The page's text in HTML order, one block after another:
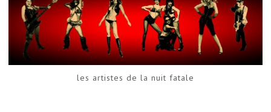
les artistes de la nuit fatale